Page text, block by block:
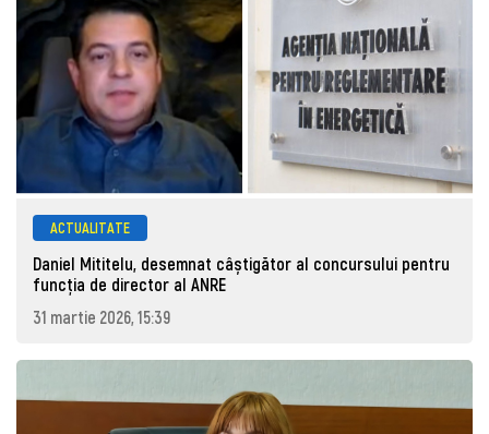
ACTUALITATE
Daniel Mititelu, desemnat câștigător al concursului pentru
funcția de director al ANRE
31 martie 2026, 15:39